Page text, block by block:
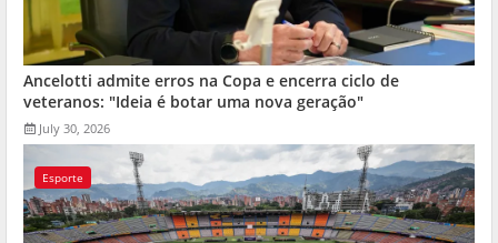
Ancelotti admite erros na Copa e encerra ciclo de
veteranos: "Ideia é botar uma nova geração"
July 30, 2026
Esporte